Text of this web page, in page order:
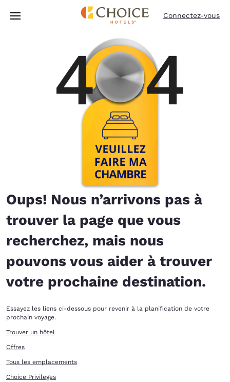
Passer à Contenu Principal
Connectez-vous
Oups! Nous n’arrivons pas à
trouver la page que vous
recherchez, mais nous
pouvons vous aider à trouver
votre prochaine destination.
Essayez les liens ci-dessous pour revenir à la planification de votre
prochain voyage.
Trouver un hôtel
Offres
Tous les emplacements
Choice Privileges